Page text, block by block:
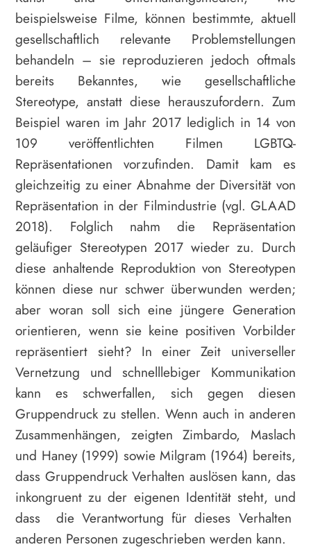
beispielsweise Filme, können bestimmte, aktuell
gesellschaftlich relevante Problemstellungen
behandeln – sie reproduzieren jedoch oftmals
bereits Bekanntes, wie gesellschaftliche
Stereotype, anstatt diese herauszufordern. Zum
Beispiel waren im Jahr 2017 lediglich in 14 von
109 veröffentlichten Filmen LGBTQ-
Repräsentationen vorzufinden. Damit kam es
gleichzeitig zu einer Abnahme der Diversität von
Repräsentation in der Filmindustrie (vgl. GLAAD
2018). Folglich nahm die Repräsentation
geläufiger Stereotypen 2017 wieder zu. Durch
diese anhaltende Reproduktion von Stereotypen
können diese nur schwer überwunden werden;
aber woran soll sich eine jüngere Generation
orientieren, wenn sie keine positiven Vorbilder
repräsentiert sieht? In einer Zeit universeller
Vernetzung und schnelllebiger Kommunikation
kann es schwerfallen, sich gegen diesen
Gruppendruck zu stellen. Wenn auch in anderen
Zusammenhängen, zeigten Zimbardo, Maslach
und Haney (1999) sowie Milgram (1964) bereits,
dass Gruppendruck Verhalten auslösen kann, das
inkongruent zu der eigenen Identität steht, und
dass die Verantwortung für dieses Verhalten
anderen Personen zugeschrieben werden kann.